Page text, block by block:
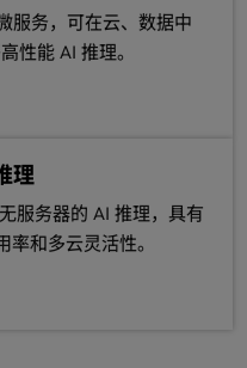
服务，可在云、数据中
性能 AI 推理。
理
服务器的 AI 推理，具有
和多云灵活性。